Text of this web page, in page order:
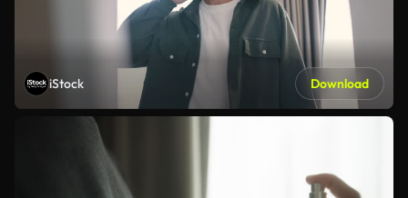
iStock Download